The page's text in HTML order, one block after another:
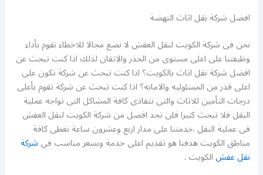
افضل شركة نقل اثاث النهضة
نحن فى شركة الكويت لنقل العفش لا نضع مجالا للاخطاء نقوم بأداء
وظيفتنا على اعلى مستوى من الحذر والاتقان لذلك اذا كنت تبحث عن
افضل شركة نقل اثاث بالكويت؟ اذا كنت تبحث عن شركة تكون على
اعلى قدر من المسئوليه والامانه؟ اذا كنت تبحث عن شركة تقوم بأعلى
درجات التأمين للاثاث والتى تتفادى كافة المشاكل التى تواجه عملية
النقل فلا تبحث كثيرا فلن تجد افضل من شركة الكويت لنقل العفش
فى عملية النقل .خدمتنا على مدار اربع وعشرون ساعة نغطى كافة
مناطق الكويت هدفنا هو تقديم اعلى خدمة وبسعر مناسب فيشركة
نقل عفشالكويت .